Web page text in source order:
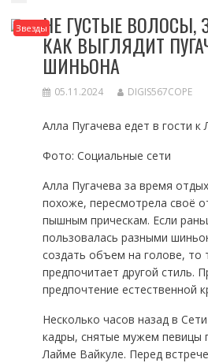
ЗвездыНЕ ГУСТЫЕ ВОЛОСЫ,
КАК ВЫГЛЯДИТ
ШИНЬОНА
05.11.2024 DIGIS567COPE
Алла Пугачева едет в гости к
Фото: Социальные сети
Алла Пугачева за время
похоже, пересмотрела своё
пышным прическам. Если
пользовалась разными
создать объем на голове, то
предпочитает другой стиль.
предпочтение естественной
Несколько часов назад в
кадры, снятые мужем певицы
Лайме Вайкуле. Перед